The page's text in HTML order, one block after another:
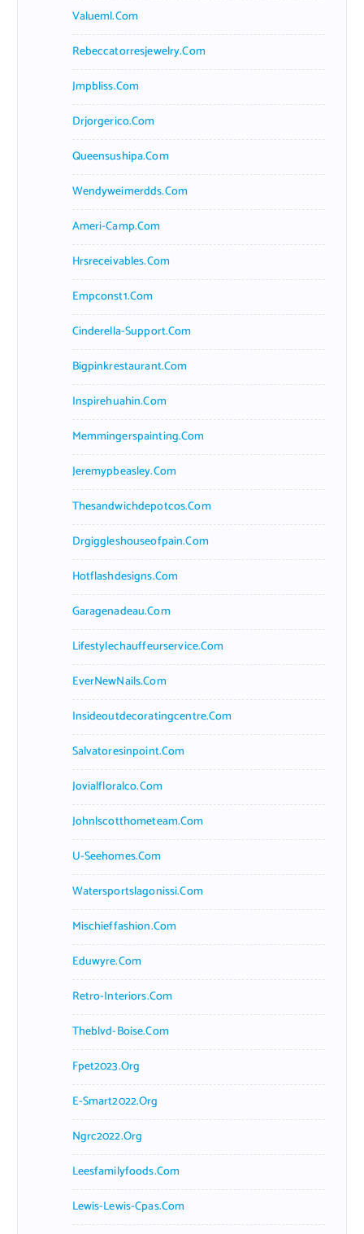
Valueml.com
Rebeccatorresjewelry.com
Jmpbliss.com
Drjorgerico.com
Queensushipa.com
Wendyweimerdds.com
Ameri-Camp.com
Hrsreceivables.com
Empconst1.com
Cinderella-Support.com
Bigpinkrestaurant.com
Inspirehuahin.com
Memmingerspainting.com
Jeremypbeasley.com
Thesandwichdepotcos.com
Drgiggleshouseofpain.com
Hotflashdesigns.com
Garagenadeau.com
Lifestylechauffeurservice.com
EverNewNails.com
Insideoutdecoratingcentre.com
Salvatoresinpoint.com
Jovialfloralco.com
Johnlscotthometeam.com
U-Seehomes.com
Watersportslagonissi.com
Mischieffashion.com
Eduwyre.com
Retro-Interiors.com
Theblvd-Boise.com
Fpet2023.org
E-Smart2022.org
Ngrc2022.org
Leesfamilyfoods.com
Lewis-Lewis-Cpas.com